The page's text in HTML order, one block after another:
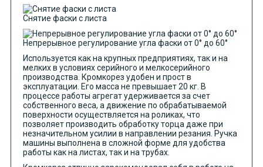
Снятие фаски с листа
Непрерывное регулирование угла фаски от 0° до 60°
Используется как на крупных предприятиях, так и на
мелких в условиях серийного и мелкосерийного
производства. Кромкорез удобен и прост в
эксплуатации. Его масса не превышает 20 кг. В
процессе работы агрегат удерживается за счет
собственного веса, а движение по обрабатываемой
поверхности осуществляется на роликах, что
позволяет производить обработку торца даже при
незначительном усилии в направлении резания. Ручка
машины выполнена в сложной форме для удобства
работы как на листах, так и на трубах.